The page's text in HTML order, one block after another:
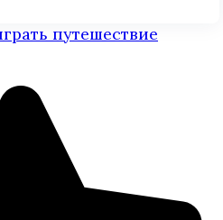
путешествие